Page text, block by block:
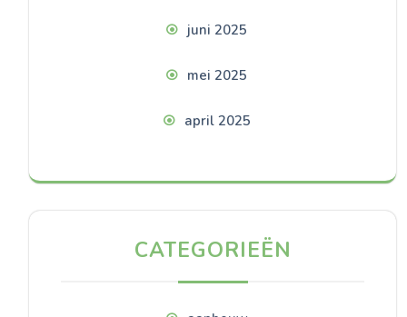
juni 2025
mei 2025
april 2025
CATEGORIEËN